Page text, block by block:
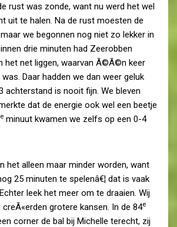
rust was zonde, want nu werd het wel
uit te halen. Na de rust moesten de
we begonnen nog niet zo lekker in
drie minuten had Zeerobben
het net liggen, waarvan Ã©Ã©n keer
Daar hadden we dan weer geluk
achterstand is nooit fijn. We bleven
dat de energie ook wel een beetje
e minuut kwamen we zelfs op een 0-4
het alleen maar minder worden, want
25 minuten te spelenâ€¦ dat is vaak
leek het meer om te draaien. Wij
grotere kansen. In de 84e
corner de bal bij Michelle terecht, zij